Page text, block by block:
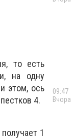
то есть
на одну
этом, ось
4.
1
09:47
Вчора